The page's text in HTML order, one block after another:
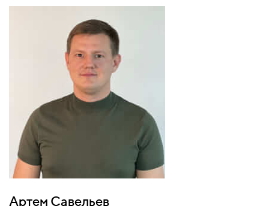
Артем Савельев